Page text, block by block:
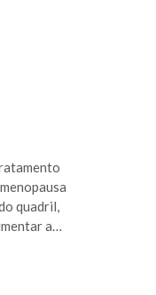
quadril,
a
clínicas